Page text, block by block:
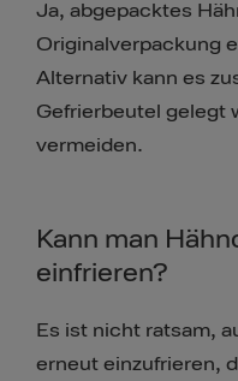
Ja, abgepacktes
Originalverpackung
Alternativ kann es
Gefrierbeutel gelegt
vermeiden.
Kann man
einfrieren?
Es ist nicht ratsam,
erneut einzufrieren,